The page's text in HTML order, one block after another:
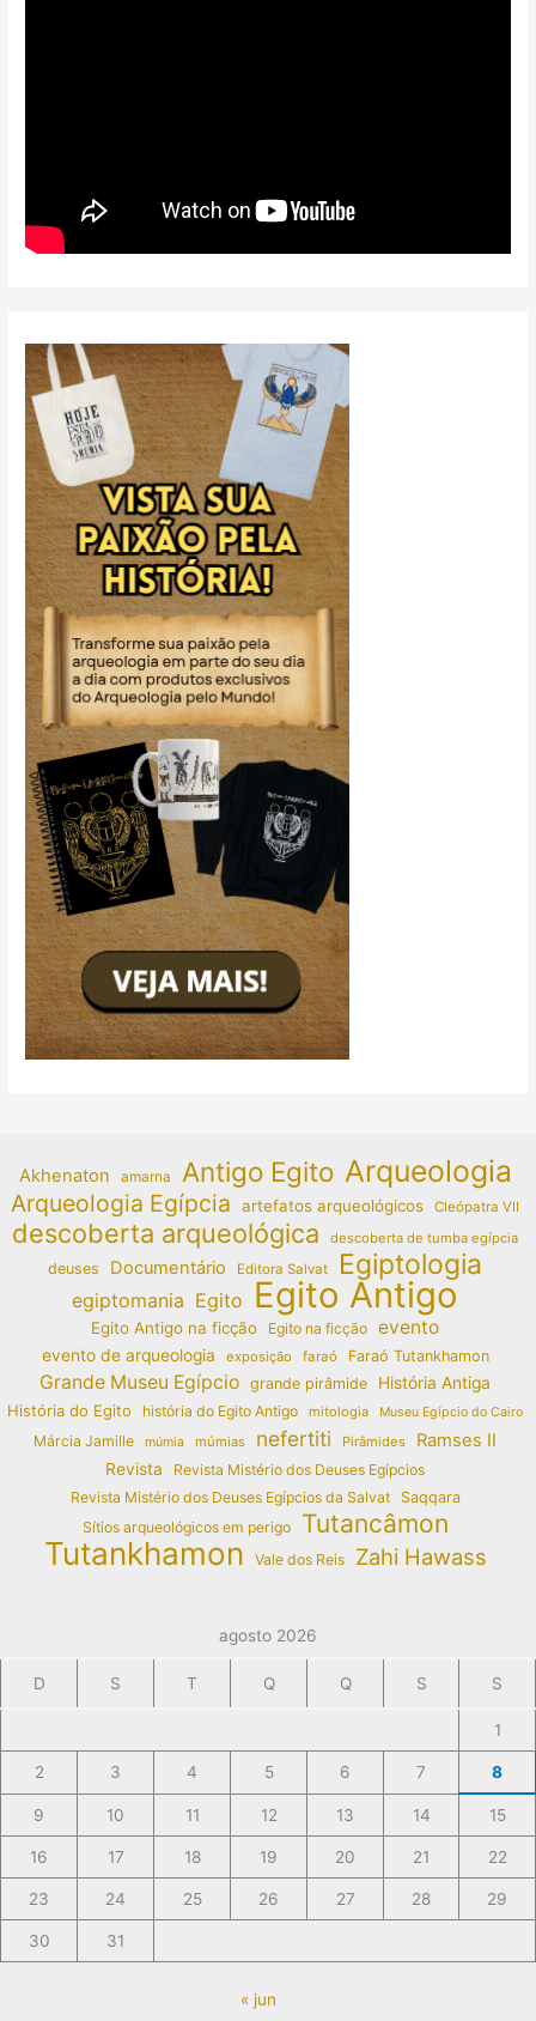
Akhenaton amarna Antigo Egito Arqueologia
Arqueologia Egípcia artefatos arqueológicos Cleópatra VII
descoberta arqueológica descoberta de tumba egípcia
deuses Documentário Editora Salvat Egiptologia
egiptomania Egito Egito Antigo
Egito Antigo na ficção Egito na ficção evento
evento de arqueologia exposição faraó Faraó Tutankhamon
Grande Museu Egípcio grande pirâmide
História Antiga
História do Egito
história do Egito Antigo mitologia Museu Egípcio do Cairo
Márcia Jamille múmia múmias nefertiti Pirâmides Ramses II
Revista
Revista Mistério dos Deuses Egípcios
Revista Mistério dos Deuses Egípcios da Salvat
Saqqara
Sítios arqueológicos em perigo
Tutancâmon
Tutankhamon Vale dos Reis Zahi Hawass
agosto 2026
D S T Q Q S S
1
2 3 4 5 6 7 8
9 10 11 12 13 14 15
16 17 18 19 20 21 22
23 24 25 26 27 28 29
30 31
« jun